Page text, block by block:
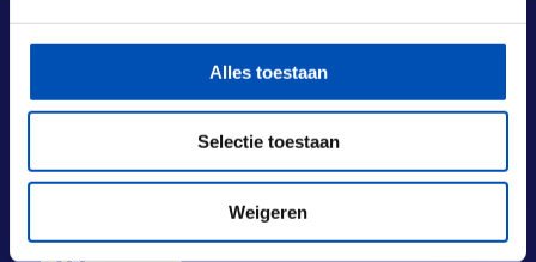
Alles toestaan
Selectie toestaan
Weigeren